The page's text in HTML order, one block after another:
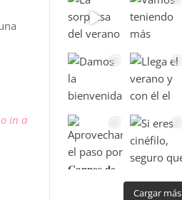
in a
Cargar más